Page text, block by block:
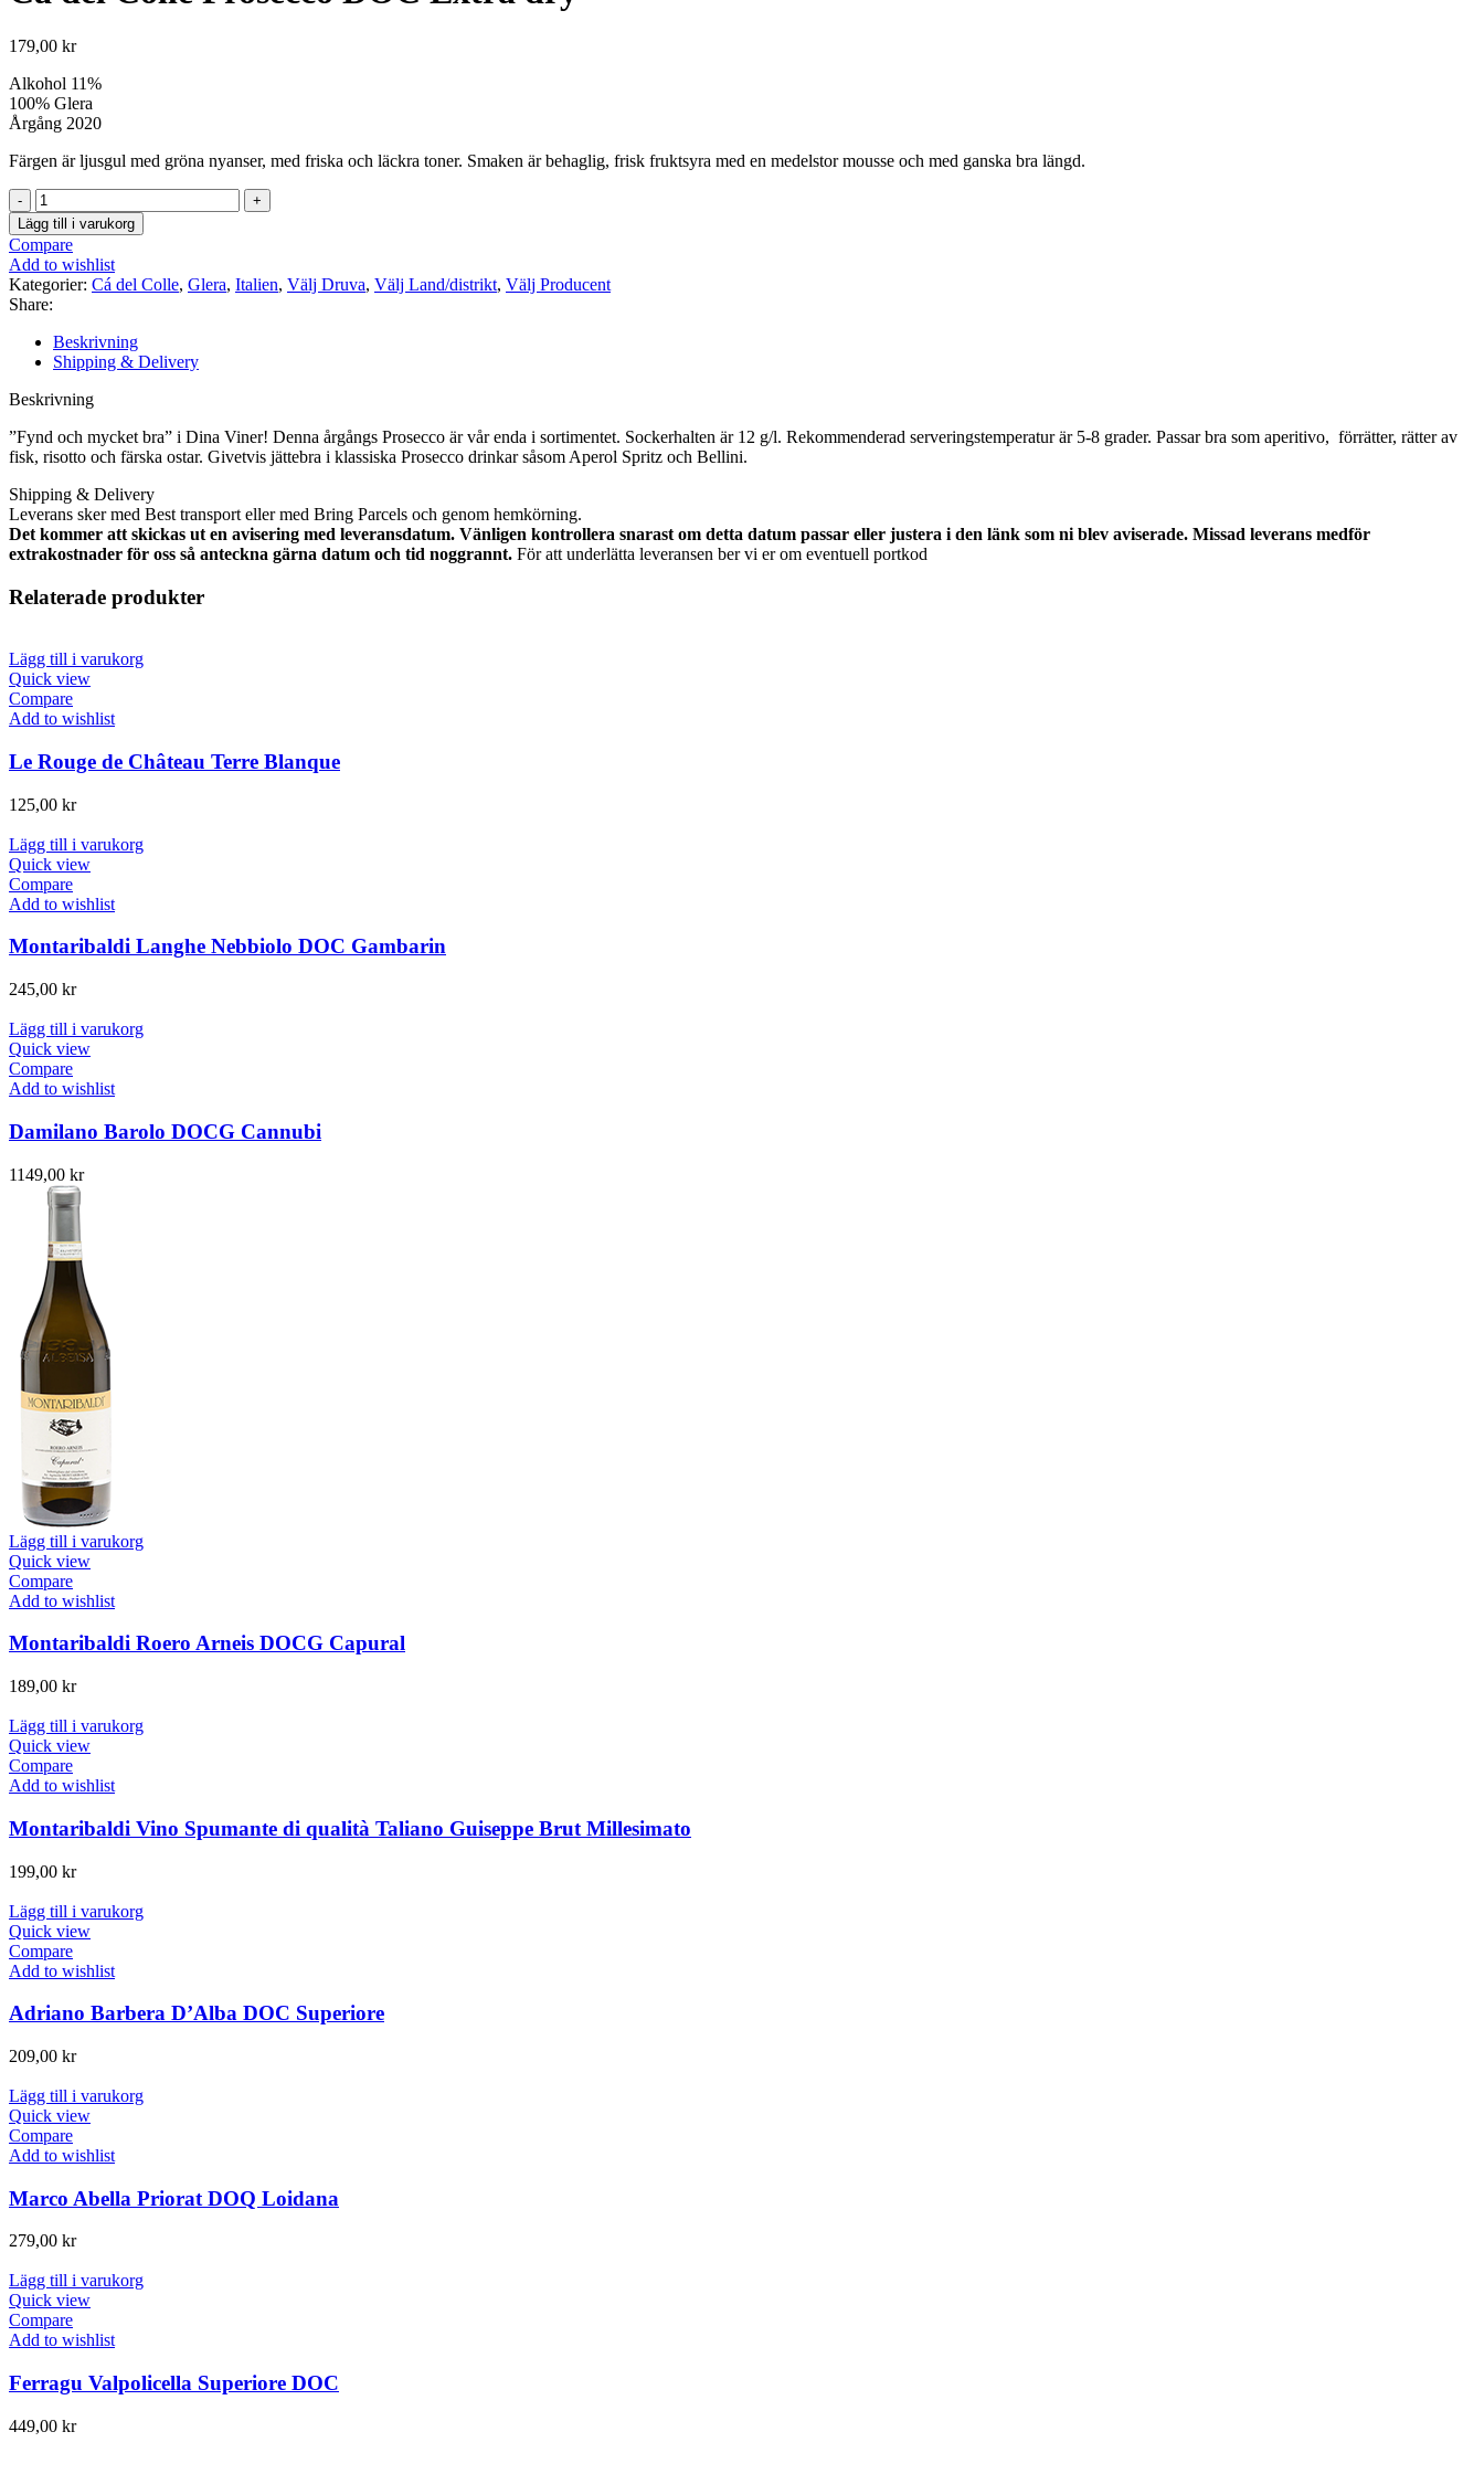
179,00 kr
Alkohol 11%
100% Glera
Årgång 2020
Färgen är ljusgul med gröna nyanser, med friska och läckra toner. Smaken är behaglig, frisk fruktsyra med en medelstor mousse och med ganska bra längd.
Cá
del
Colle
Prosecco
DOC
Extra
dry
mängd
Lägg till i varukorg
Compare
Add to wishlist
Kategorier: Cá del Colle, Glera, Italien, Välj Druva, Välj Land/distrikt, Välj Producent
Share:
Beskrivning
Shipping & Delivery
Beskrivning
”Fynd och mycket bra” i Dina Viner! Denna årgångs Prosecco är vår enda i sortimentet. Sockerhalten är 12 g/l. Rekommenderad serveringstemperatur är 5-8 grader. Passar bra som aperitivo, förrätter, rätter av
fisk, risotto och färska ostar. Givetvis jättebra i klassiska Prosecco drinkar såsom Aperol Spritz och Bellini.
Shipping & Delivery
Leverans sker med Best transport eller med Bring Parcels och genom hemkörning.
Det kommer att skickas ut en avisering med leveransdatum. Vänligen kontrollera snarast om detta datum passar eller justera i den länk som ni blev aviserade. Missad leverans medför
extrakostnader för oss så anteckna gärna datum och tid noggrannt. För att underlätta leveransen ber vi er om eventuell portkod
Relaterade produkter
Lägg till i varukorg
Quick view
Compare
Add to wishlist
Le Rouge de Château Terre Blanque
125,00 kr
Lägg till i varukorg
Quick view
Compare
Add to wishlist
Montaribaldi Langhe Nebbiolo DOC Gambarin
245,00 kr
Lägg till i varukorg
Quick view
Compare
Add to wishlist
Damilano Barolo DOCG Cannubi
1149,00 kr
Lägg till i varukorg
Quick view
Compare
Add to wishlist
Montaribaldi Roero Arneis DOCG Capural
189,00 kr
Lägg till i varukorg
Quick view
Compare
Add to wishlist
Montaribaldi Vino Spumante di qualità Taliano Guiseppe Brut Millesimato
199,00 kr
Lägg till i varukorg
Quick view
Compare
Add to wishlist
Adriano Barbera D’Alba DOC Superiore
209,00 kr
Lägg till i varukorg
Quick view
Compare
Add to wishlist
Marco Abella Priorat DOQ Loidana
279,00 kr
Lägg till i varukorg
Quick view
Compare
Add to wishlist
Ferragu Valpolicella Superiore DOC
449,00 kr